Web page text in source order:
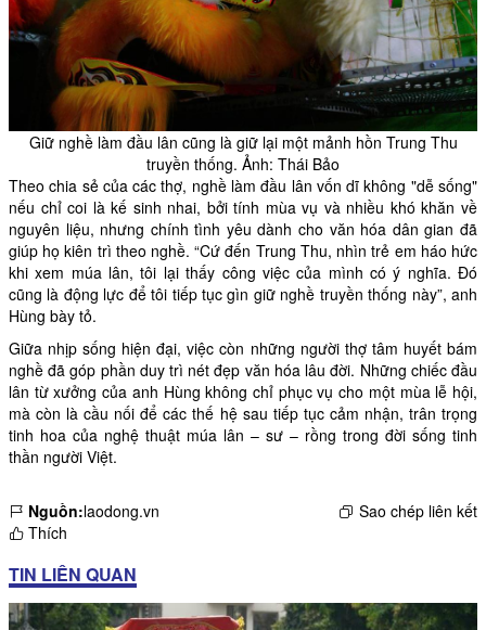
Giữ nghề làm đầu lân cũng là giữ lại một mảnh hồn Trung Thu
truyền thống. Ảnh: Thái Bảo
Theo chia sẻ của các thợ, nghề làm đầu lân vốn dĩ không "dễ sống"
nếu chỉ coi là kế sinh nhai, bởi tính mùa vụ và nhiều khó khăn về
nguyên liệu, nhưng chính tình yêu dành cho văn hóa dân gian đã
giúp họ kiên trì theo nghề. “Cứ đến Trung Thu, nhìn trẻ em háo hức
khi xem múa lân, tôi lại thấy công việc của mình có ý nghĩa. Đó
cũng là động lực để tôi tiếp tục gìn giữ nghề truyền thống này”, anh
Hùng bày tỏ.
Giữa nhịp sống hiện đại, việc còn những người thợ tâm huyết bám
nghề đã góp phần duy trì nét đẹp văn hóa lâu đời. Những chiếc đầu
lân từ xưởng của anh Hùng không chỉ phục vụ cho một mùa lễ hội,
mà còn là cầu nối để các thế hệ sau tiếp tục cảm nhận, trân trọng
tinh hoa của nghệ thuật múa lân – sư – rồng trong đời sống tinh
thần người Việt.
Nguồn:laodong.vn
Sao chép liên kết
Thích
TIN LIÊN QUAN